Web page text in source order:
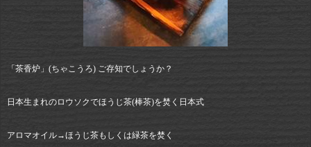
「茶香炉」(ちゃこうろ) ご存知でしょうか？
日本生まれのロウソクでほうじ茶(棒茶)を焚く日本式
アロマオイル→ほうじ茶もしくは緑茶を焚く